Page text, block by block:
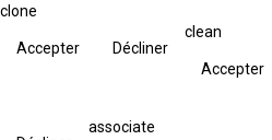
clone
Accepter Décliner
clean
Accepter
associate